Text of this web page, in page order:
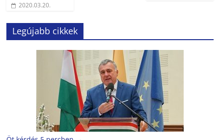
2020.03.20.
Legújabb cikkek